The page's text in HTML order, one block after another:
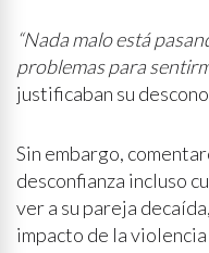
“Nada malo está
problemas para
justificaban su
Sin embargo,
desconfianza incluso
ver a su pareja
impacto de la